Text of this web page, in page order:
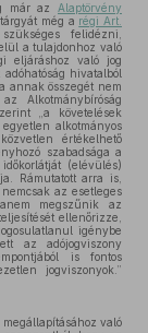
már az Alaptörvény
még a régi Art.
felidézni,
a tulajdonhoz való
eljáráshoz való jog
hivatalból
annak összegét nem
Alkotmánybíróság
„a követelések
alkotmányos
értékelhető
szabadsága a
(elévülés)
Rámutatott arra is,
az esetleges
megszűnik az
ellenőrizze,
igénybe
az adójogviszony
is fontos
jogviszonyok.”
való